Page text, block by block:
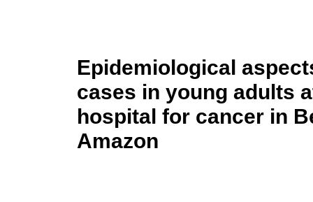
Epidemiological
cases in young adults
hospital for cancer in
Amazon